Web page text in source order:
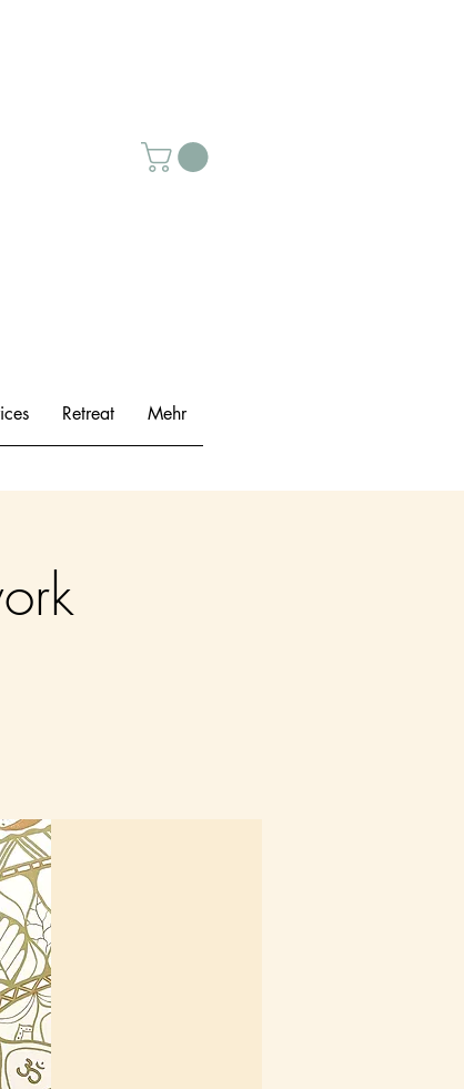
Retreat Mehr